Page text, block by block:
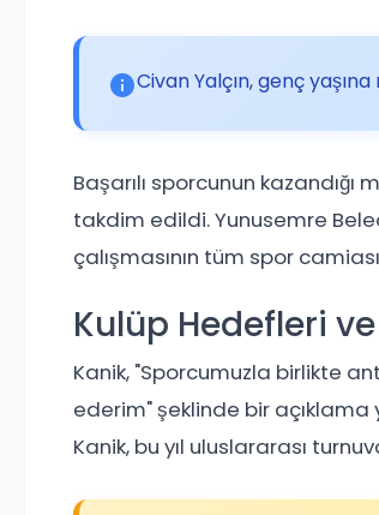
Civan Yalçın, genç
Başarılı sporcunun
takdim edildi. Yunusemre
çalışmasının tüm spor
Kulüp Hedefleri
Kanik, "Sporcumuzla birlikte
ederim" şeklinde bir açıklama
Kanik, bu yıl uluslararası